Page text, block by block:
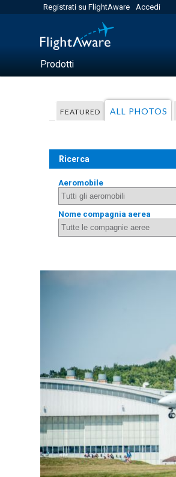
Registrati su FlightAware Accedi
Prodotti
FEATURED ALL PHOTOS
Ricerca
Aeromobile
Nome compagnia aerea